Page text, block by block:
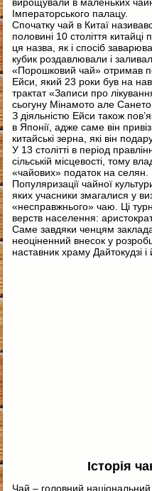
Імператорського палацу.
Спочатку чай в Китаї
половині 10 століття
ця назва, як і спосіб
кубик роздавлювали і
«Порошковий чай» отримав
Ейси, який 23 роки був на
трактат «Записи про
сьогуну Мінамото але
З діяльністю Ейси також
в Японії, адже саме він
китайські зерна, які він
У 13 столітті в період
сільській місцевості, тому
«чайових» податок на селян.
Популяризації чайної
яких учасники змагалися у
«несправжнього» чаю. Ці
верств населення:
Саме завдяки ченцям
неоціненний внесок у
наставник храму Дайтокудзі
Історія
Чай – головний національний